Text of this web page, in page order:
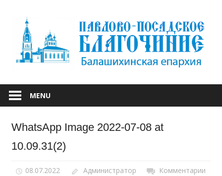
content
ПАВЛОВО-
ПОСАДСКОЕ
MENU
WhatsApp Image 2022-07-08 at
10.09.31(2)
08.07.2022 Администратор Комментарии